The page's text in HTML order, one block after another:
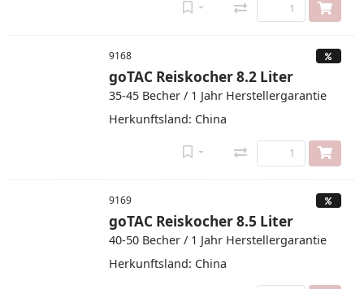
9168
goTAC Reiskocher 8.2 Liter
35-45 Becher / 1 Jahr Herstellergarantie
Herkunftsland: China
9169
goTAC Reiskocher 8.5 Liter
40-50 Becher / 1 Jahr Herstellergarantie
Herkunftsland: China